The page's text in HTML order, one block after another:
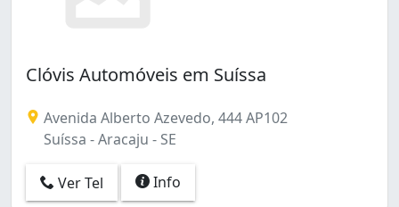
Clóvis Automóveis em Suíssa
Avenida Alberto Azevedo, 444 AP102
Suíssa - Aracaju - SE
Ver Tel Info